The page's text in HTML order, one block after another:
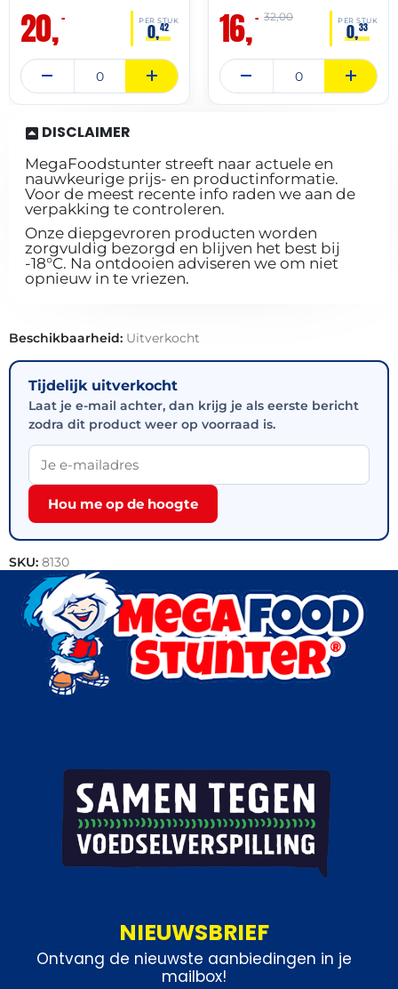
20,– PER STUK
0,42 16,– PER STUK
0,33
32,00
DISCLAIMER
MegaFoodstunter streeft naar actuele en
nauwkeurige prijs- en productinformatie.
Voor de meest recente info raden we aan de
verpakking te controleren.
Onze diepgevroren producten worden
zorgvuldig bezorgd en blijven het best bij
-18°C. Na ontdooien adviseren we om niet
opnieuw in te vriezen.
Beschikbaarheid: Uitverkocht
Tijdelijk uitverkocht
Laat je e-mail achter, dan krijg je als eerste bericht
zodra dit product weer op voorraad is.
Hou me op de hoogte
SKU: 8130
Categorieën:Handijsjes
NIEUWSBRIEF
Ontvang de nieuwste aanbiedingen in je
mailbox!